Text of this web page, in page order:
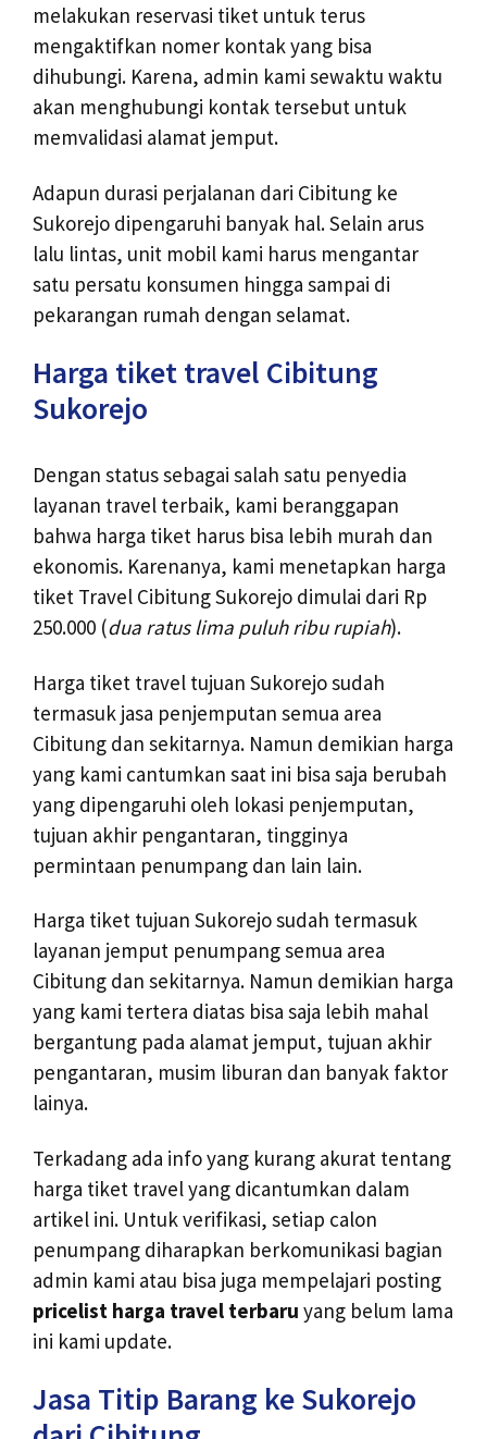
melakukan reservasi tiket untuk terus
mengaktifkan nomer kontak yang bisa
dihubungi. Karena, admin kami sewaktu waktu
akan menghubungi kontak tersebut untuk
memvalidasi alamat jemput.
Adapun durasi perjalanan dari Cibitung ke
Sukorejo dipengaruhi banyak hal. Selain arus
lalu lintas, unit mobil kami harus mengantar
satu persatu konsumen hingga sampai di
pekarangan rumah dengan selamat.
Harga tiket travel Cibitung
Sukorejo
Dengan status sebagai salah satu penyedia
layanan travel terbaik, kami beranggapan
bahwa harga tiket harus bisa lebih murah dan
ekonomis. Karenanya, kami menetapkan harga
tiket Travel Cibitung Sukorejo dimulai dari Rp
250.000 (dua ratus lima puluh ribu rupiah).
Harga tiket travel tujuan Sukorejo sudah
termasuk jasa penjemputan semua area
Cibitung dan sekitarnya. Namun demikian harga
yang kami cantumkan saat ini bisa saja berubah
yang dipengaruhi oleh lokasi penjemputan,
tujuan akhir pengantaran, tingginya
permintaan penumpang dan lain lain.
Harga tiket tujuan Sukorejo sudah termasuk
layanan jemput penumpang semua area
Cibitung dan sekitarnya. Namun demikian harga
yang kami tertera diatas bisa saja lebih mahal
bergantung pada alamat jemput, tujuan akhir
pengantaran, musim liburan dan banyak faktor
lainya.
Terkadang ada info yang kurang akurat tentang
harga tiket travel yang dicantumkan dalam
artikel ini. Untuk verifikasi, setiap calon
penumpang diharapkan berkomunikasi bagian
admin kami atau bisa juga mempelajari posting
pricelist harga travel terbaru yang belum lama
ini kami update.
Jasa Titip Barang ke Sukorejo